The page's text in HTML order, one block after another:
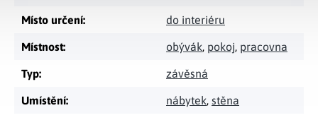
Místo určení: do interiéru
Místnost: obývák, pokoj, pracovna
Typ: závěsná
Umístění: nábytek, stěna